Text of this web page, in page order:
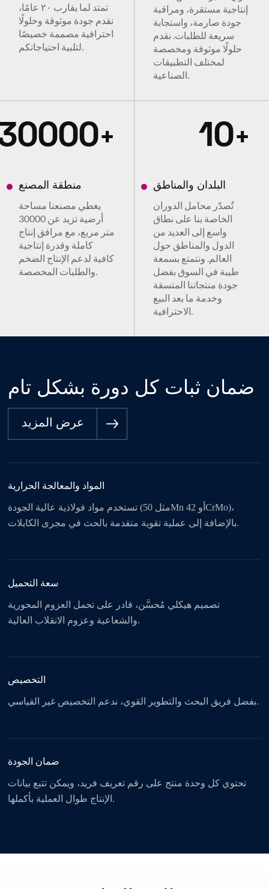
تمتد لما يقارب ٢٠ عامًا،
نقدم جودة موثوقة وحلولًا
احترافية مصممة خصيصًا
لتلبية احتياجاتكم.
إنتاجية مستقرة، ومراقبة
جودة صارمة، واستجابة
سريعة للطلبات. نقدم
حلولًا موثوقة ومخصصة
لمختلف التطبيقات
الصناعية.
+
منطقة المصنع
يغطي مصنعنا مساحة
أرضية تزيد عن 30000
متر مربع، مع مرافق إنتاج
كاملة وقدرة إنتاجية
كافية لدعم الإنتاج الضخم
والطلبات المخصصة.
10+
البلدان والمناطق
تُصدّر محامل الدوران
الخاصة بنا على نطاق
واسع إلى العديد من
الدول والمناطق حول
العالم. ونتمتع بسمعة
طيبة في السوق بفضل
جودة منتجاتنا المتسقة
وخدمة ما بعد البيع
الاحترافية.
ضمان ثبات كل دورة بشكل تام
عرض المزيد
المواد والمعالجة الحرارية
تستخدم مواد فولاذية عالية الجودة (مثل 50Mn أو 42CrMo)،
بالإضافة إلى عملية تقوية متقدمة بالحث في مجرى الكابلات.
سعة التحميل
تصميم هيكلي مُحسَّن، قادر على تحمل العزوم المحورية
والشعاعية وعزوم الانقلاب العالية.
التخصيص
بفضل فريق البحث والتطوير القوي، ندعم التخصيص غير القياسي.
ضمان الجودة
تحتوي كل وحدة منتج على رقم تعريف فريد، ويمكن تتبع بيانات
الإنتاج طوال العملية بأكملها.